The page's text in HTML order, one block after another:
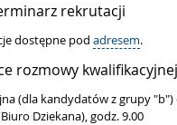
rekrutacji
dostępne pod adresem.
rozmowy kwalifikacyjnej
(dla kandydatów z grupy
Dziekana), godz. 9.00